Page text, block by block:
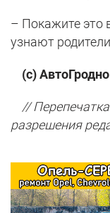
– Покажите это
узнают
(с) АвтоГродно
//
разрешения